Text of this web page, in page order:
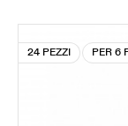
24 PEZZI PER 6